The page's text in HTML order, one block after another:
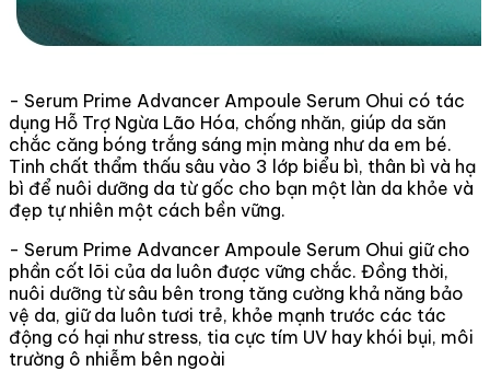
- Serum Prime Advancer Ampoule Serum Ohui có tác
dụng Hỗ Trợ Ngừa Lão Hóa, chống nhăn, giúp da săn
chắc căng bóng trắng sáng mịn màng như da em bé.
Tinh chất thẩm thấu sâu vào 3 lớp biểu bì, thân bì và hạ
bì để nuôi dưỡng da từ gốc cho bạn một làn da khỏe và
đẹp tự nhiên một cách bền vững.
- Serum Prime Advancer Ampoule Serum Ohui giữ cho
phần cốt lõi của da luôn được vững chắc. Đồng thời,
nuôi dưỡng từ sâu bên trong tăng cường khả năng bảo
vệ da, giữ da luôn tươi trẻ, khỏe mạnh trước các tác
động có hại như stress, tia cực tím UV hay khói bụi, môi
trường ô nhiễm bên ngoài